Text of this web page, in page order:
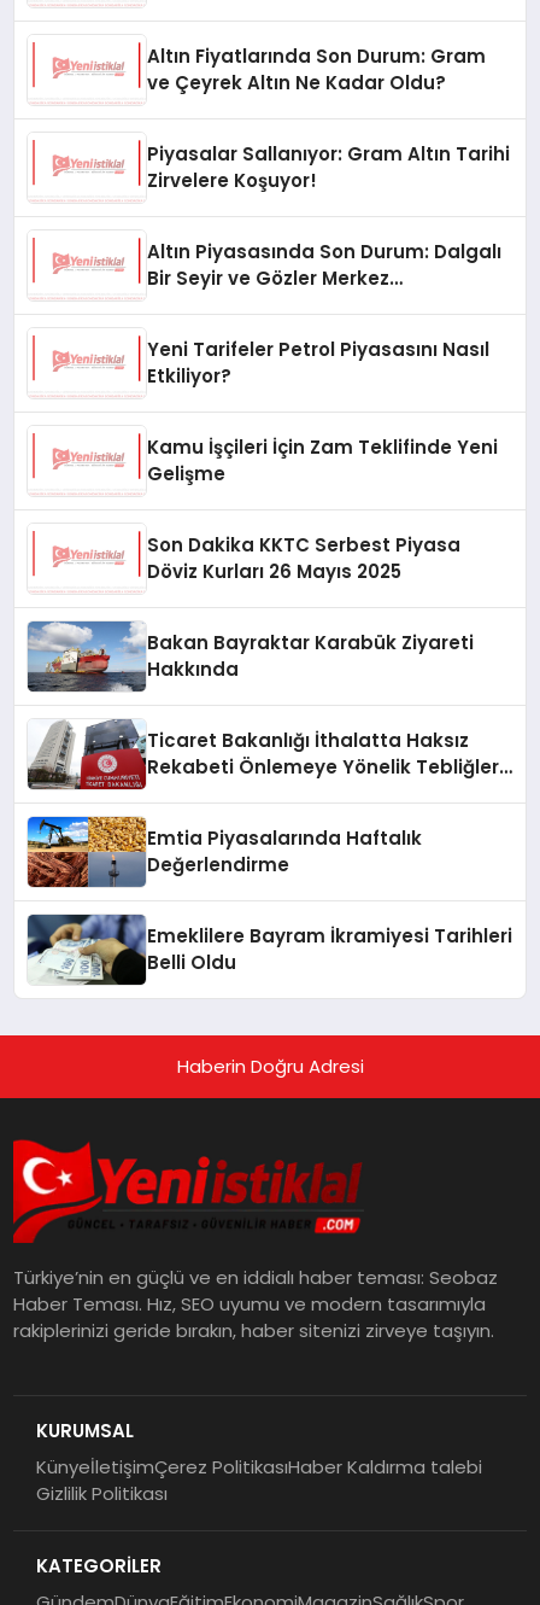
Altın Fiyatlarında Son Durum: Gram
ve Çeyrek Altın Ne Kadar Oldu?
Piyasalar Sallanıyor: Gram Altın Tarihi
Zirvelere Koşuyor!
Altın Piyasasında Son Durum: Dalgalı
Bir Seyir ve Gözler Merkez
Yeni Tarifeler Petrol Piyasasını Nasıl
Etkiliyor?
Kamu İşçileri İçin Zam Teklifinde Yeni
Gelişme
Son Dakika KKTC Serbest Piyasa
Döviz Kurları 26 Mayıs 2025
Bakan Bayraktar Karabük Ziyareti
Hakkında
Ticaret Bakanlığı İthalatta Haksız
Rekabeti Önlemeye Yönelik Tebliğleri
Emtia Piyasalarında Haftalık
Değerlendirme
Emeklilere Bayram İkramiyesi Tarihleri
Belli Oldu
Haberin Doğru Adresi
Türkiye’nin en güçlü ve en iddialı haber teması: Seobaz
Haber Teması. Hız, SEO uyumu ve modern tasarımıyla
rakiplerinizi geride bırakın, haber sitenizi zirveye taşıyın.
KURUMSAL
KünyeİletişimÇerez PolitikasıHaber Kaldırma talebi
Gizlilik Politikası
KATEGORİLER